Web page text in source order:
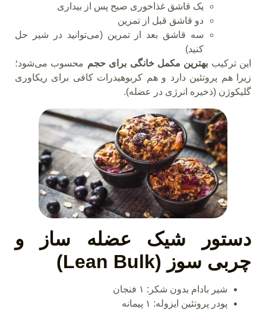
یک قاشق غذاخوری صبح پس از بیداری
دو قاشق قبل از تمرین
سه قاشق بعد از تمرین (می‌توانید در شیر حل
کنید)
این ترکیب بهترین مکمل خانگی برای حجم محسوب می‌شود؛
زیرا هم پروتئین دارد و هم کربوهیدرات کافی برای ریکاوری
گلیکوژن (ذخیره انرژی در عضله).
دستور شیک عضله
ساز و
چربی سوز (Lean Bulk)
شیر بادام بدون شکر: ۱ فنجان
پودر پروتئین ایزوله: ۱ پیمانه